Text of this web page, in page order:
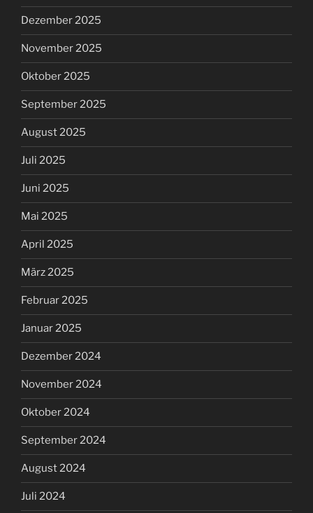
Dezember 2025
November 2025
Oktober 2025
September 2025
August 2025
Juli 2025
Juni 2025
Mai 2025
April 2025
März 2025
Februar 2025
Januar 2025
Dezember 2024
November 2024
Oktober 2024
September 2024
August 2024
Juli 2024